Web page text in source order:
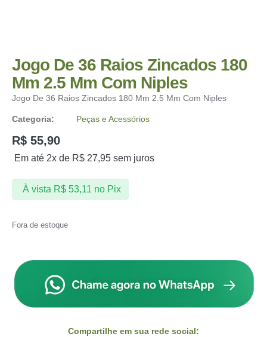
Jogo De 36 Raios Zincados 180
Mm 2.5 Mm Com Niples
Jogo De 36 Raios Zincados 180 Mm 2.5 Mm Com Niples
Categoria: Peças e Acessórios
R$ 55,90
Em até 2x de R$ 27,95 sem juros
À vista R$53,11 no Pix
Fora de estoque
Compartilhe em sua rede social: